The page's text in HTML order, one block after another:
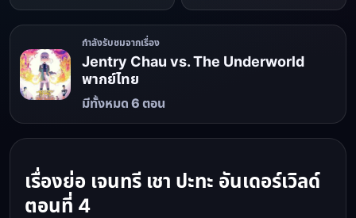
กำลังรับชมจากเรื่อง
Jentry Chau vs. The Underworld
พากย์ไทย
มีทั้งหมด 6 ตอน
เรื่องย่อ เจนทรี เชา ปะทะ อันเดอร์เวิลด์
ตอนที่ 4